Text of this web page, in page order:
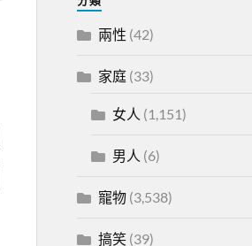
兩性 (42)
家庭(33)
女人 (1,151)
男人 (6)
寵物(3,538)
搞笑(39)